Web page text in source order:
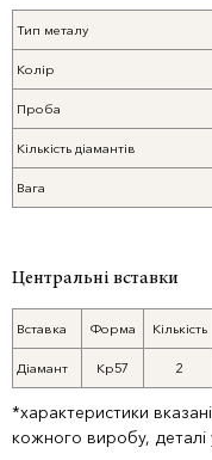
Тип металу
Колір
Проба
Кількість діамантів
Вага
Центральні вставки
Вставка Форма Кількість
Діамант Кр57 2
*характеристики
кожного виробу, деталі